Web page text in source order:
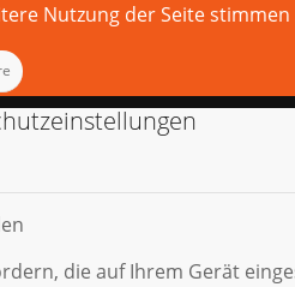
Nutzung der Seite
die auf Ihrem Gerät